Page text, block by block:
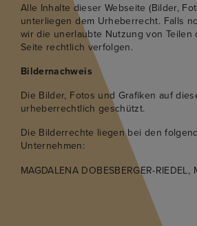
Alle Inhalte dieser Webseite (Bilder,
unterliegen dem Urheberrecht. Falls
wir die unerlaubte Nutzung von
Seite rechtlich verfolgen.
Bildernachweis
Die Bilder, Fotos und Grafiken auf
urheberrechtlich geschützt.
Die Bilderrechte liegen bei den
Unternehmen:
MAGDALENA DOBESBERGER-RIEDEL,